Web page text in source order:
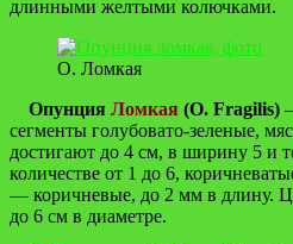
длинными желтыми колючками.
О. Ломкая
Опунция Ломкая (O. Fragilis)
сегменты голубовато-зеленые,
достигают до 4 см, в ширину 5 и
количестве от 1 до 6,
— коричневые, до 2 мм в длину.
до 6 см в диаметре.